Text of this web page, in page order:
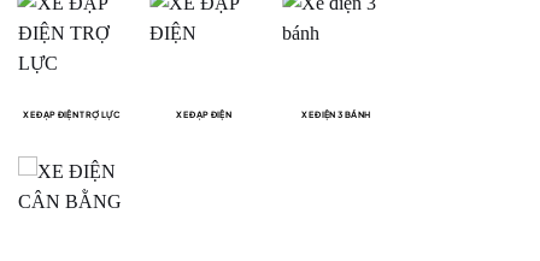
XE ĐẠP ĐIỆN TRỢ LỰC XE ĐẠP ĐIỆN XE ĐIỆN 3 BÁNH